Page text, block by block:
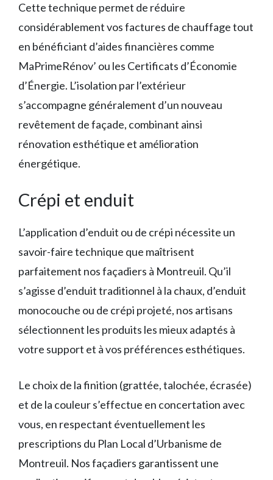
Cette technique permet de réduire
considérablement vos factures de chauffage tout
en bénéficiant d’aides financières comme
MaPrimeRénov’ ou les Certificats d’Économie
d’Énergie. L’isolation par l’extérieur
s’accompagne généralement d’un nouveau
revêtement de façade, combinant ainsi
rénovation esthétique et amélioration
énergétique.
Crépi et enduit
L’application d’enduit ou de crépi nécessite un
savoir-faire technique que maîtrisent
parfaitement nos façadiers à Montreuil. Qu’il
s’agisse d’enduit traditionnel à la chaux, d’enduit
monocouche ou de crépi projeté, nos artisans
sélectionnent les produits les mieux adaptés à
votre support et à vos préférences esthétiques.
Le choix de la finition (grattée, talochée, écrasée)
et de la couleur s’effectue en concertation avec
vous, en respectant éventuellement les
prescriptions du Plan Local d’Urbanisme de
Montreuil. Nos façadiers garantissent une